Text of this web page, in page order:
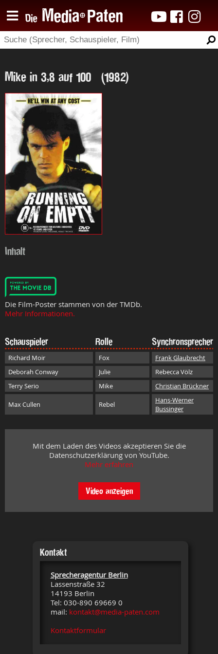
Mike in 3,8 auf 100 (1982)
Inhalt
Die Film-Poster stammen von der TMDb.
Mehr Informationen.
Schauspieler Rolle Synchronsprecher
Richard Moir Fox
Frank Glaubrecht
Deborah Conway
Julie
Rebecca Völz
Terry Serio
Mike Christian Brückner
Max Cullen Rebel
Hans-Werner
Bussinger
Mit dem Laden des Videos akzeptieren Sie die
Datenschutzerklärung von YouTube.
Mehr erfahren
Video anzeigen
Kontakt
Sprecheragentur Berlin
Lassenstraße 32
14193 Berlin
Tel: 030-890 69669 0
mail: kontakt@media-paten.com
Kontaktformular